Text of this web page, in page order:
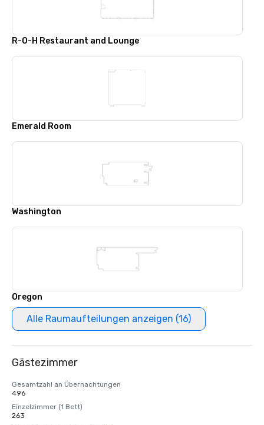
R-O-H Restaurant and Lounge
Emerald Room
Washington
Oregon
Alle Raumaufteilungen anzeigen (16)
Gästezimmer
Gesamtzahl an Übernachtungen
496
Einzelzimmer (1 Bett)
263